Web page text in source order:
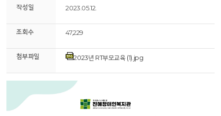
작성일 2023.05.12.
조회수 47,229
첨부파일 2023년 RT부모교육 (1).jpg